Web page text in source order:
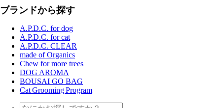
ブランドから探す
A.P.D.C. for dog
A.P.D.C. for cat
A.P.D.C. CLEAR
made of Organics
Chew for more trees
DOG AROMA
BOUSAI GO BAG
Cat Grooming Program